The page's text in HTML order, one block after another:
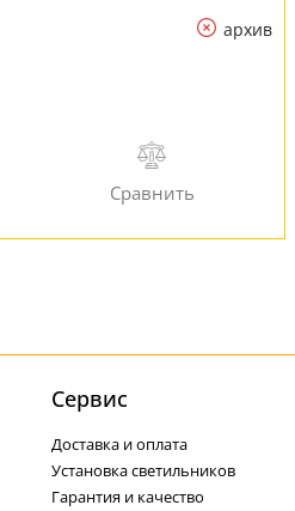
архив
Cервис
Доставка и оплата
Установка светильников
Гарантия и качество